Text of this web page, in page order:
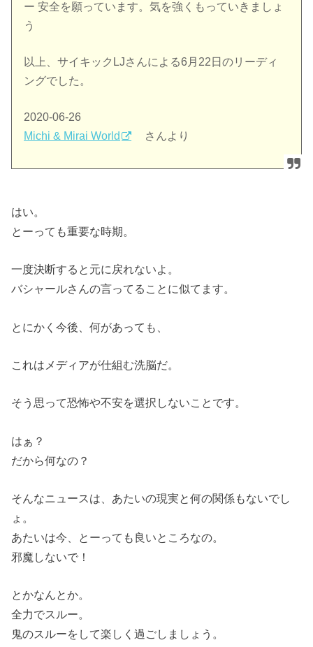
ー 安全を願っています。気を強くもっていきましょ
う
以上、サイキックLJさんによる6月22日のリーディ
ングでした。
2020-06-26
Michi & Mirai World
さんより
はい。
とーっても重要な時期。
一度決断すると元に戻れないよ。
バシャールさんの言ってることに似てます。
とにかく今後、何があっても、
これはメディアが仕組む洗脳だ。
そう思って恐怖や不安を選択しないことです。
はぁ？
だから何なの？
そんなニュースは、あたいの現実と何の関係もないでし
ょ。
あたいは今、とーっても良いところなの。
邪魔しないで！
とかなんとか。
全力でスルー。
鬼のスルーをして楽しく過ごしましょう。